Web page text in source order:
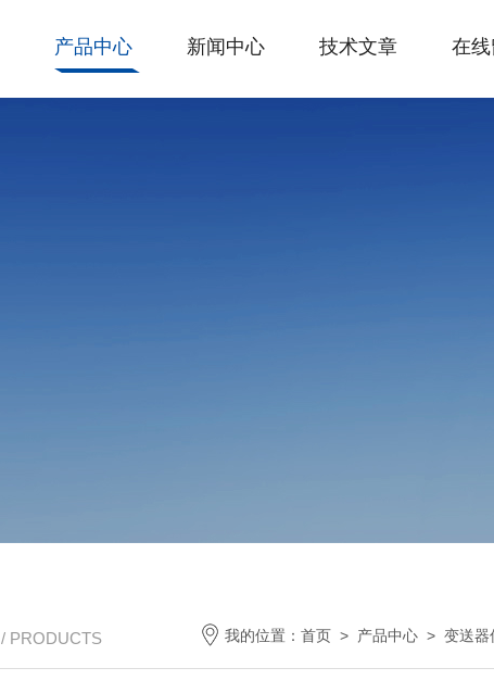
产品中心 新闻中心 技术文章 在
/ PRODUCTS 我的位置： 首页 > 产品中心 > 变送器